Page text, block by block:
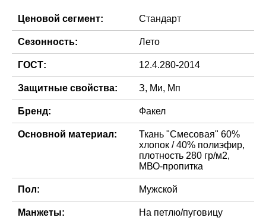
Ценовой сегмент: Стандарт
Сезонность: Лето
ГОСТ: 12.4.280-2014
Защитные свойства: З, Ми, Мп
Бренд: Факел
Основной материал:
Ткань "Смесовая" 60%
хлопок / 40% полиэфир,
плотность 280 гр/м2,
МВО-пропитка
Пол: Мужской
Манжеты: На петлю/пуговицу